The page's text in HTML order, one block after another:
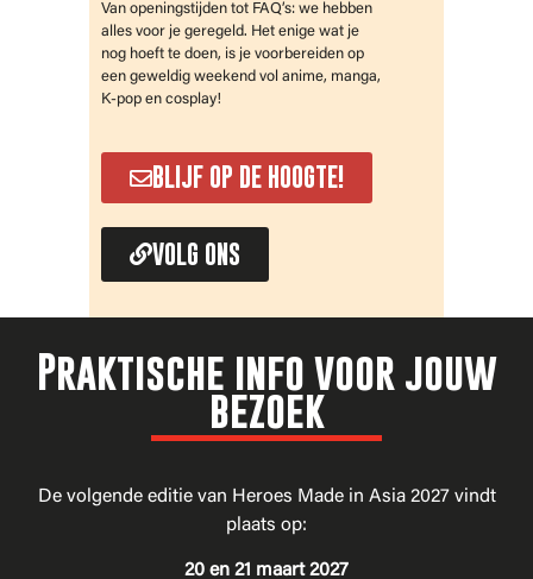
Van openingstijden tot FAQ’s: we hebben
alles voor je geregeld. Het enige wat je
nog hoeft te doen, is je voorbereiden op
een geweldig weekend vol anime, manga,
K-pop en cosplay!
BLIJF OP DE HOOGTE!
VOLG ONS
Praktische info voor jouw
bezoek
De volgende editie van Heroes Made in Asia 2027 vindt
plaats op:
20 en 21 maart 2027